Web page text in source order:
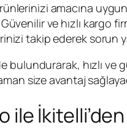
amacına
ve hızlı kargo
takip ederek sorun
bulundurarak, hızlı ve
size avantaj
ile İkitelli’den